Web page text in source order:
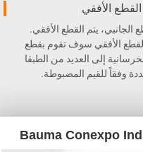
القطع الأفقي
الجانبي، يتم القطع الأفقي.
الأفقي سوف تقوم بقطع
إلى العديد من الطبقا
وفقاً للقيم المضبوطة.
Bauma Conexpo